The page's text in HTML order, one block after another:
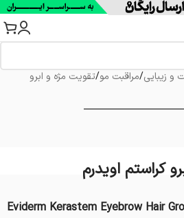
و زیبایی/مراقبت مو/تقویت مژه و ابرو
کراستم اویدرم
Eviderm Kerastem Eyebrow Hair